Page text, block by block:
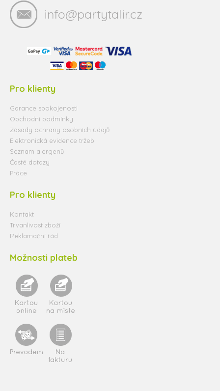
info@partytalir.cz
Pro klienty
Garance spokojenosti
Obchodní podmínky
Zásady ochrany osobních údajů
Elektronická evidence tržeb
Seznam alergenů
Časté dotazy
Práce
Pro klienty
Kontakt
Trvanlivost zboží
Reklamační řád
Možnosti plateb